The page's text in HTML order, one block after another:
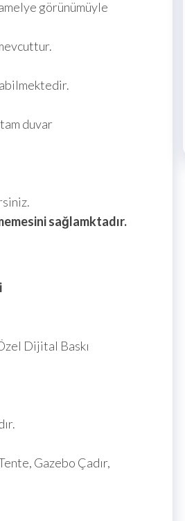
görünümüyle
duvar
sağlamktadır.
Dijital Baskı
Gazebo Çadır,